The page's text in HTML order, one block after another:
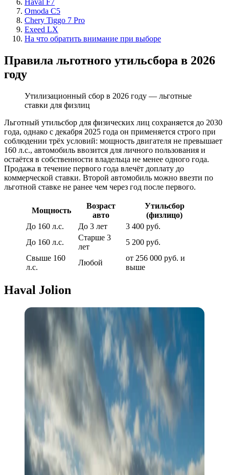
Omoda C5
Chery Tiggo 7 Pro
Exeed LX
На что обратить внимание при выборе
Правила льготного утильсбора в 2026
году
Утилизационный сбор в 2026 году — льготные
ставки для физлиц
Льготный утильсбор для физических лиц сохраняется до 2030
года, однако с декабря 2025 года он применяется строго при
соблюдении трёх условий: мощность двигателя не превышает
160 л.с., автомобиль ввозится для личного пользования и
остаётся в собственности владельца не менее одного года.
Продажа в течение первого года влечёт доплату до
коммерческой ставки. Второй автомобиль можно ввезти по
льготной ставке не ранее чем через год после первого.
Мощность
Возраст
авто
Утильсбор
(физлицо)
До 160 л.с.
До 3 лет
3 400 руб.
До 160 л.с.
Старше 3
лет
5 200 руб.
Свыше 160
л.с.
Любой
от 256 000 руб. и
выше
Haval Jolion